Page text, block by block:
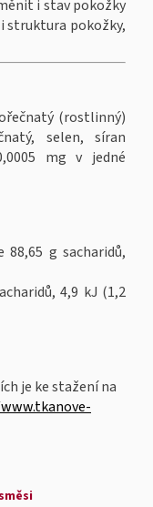
i stav pokožky
struktura pokožky,
(rostlinný)
, selen, síran
mg v jedné
88,65 g sacharidů,
4,9 kJ (1,2
je ke stažení na